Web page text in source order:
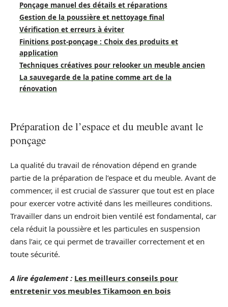
Ponçage manuel des détails et réparations
Gestion de la poussière et nettoyage final
Vérification et erreurs à éviter
Finitions post-ponçage : Choix des produits et
application
Techniques créatives pour relooker un meuble ancien
La sauvegarde de la patine comme art de la
rénovation
Préparation de l’espace et du meuble avant le
ponçage
La qualité du travail de rénovation dépend en grande
partie de la préparation de l’espace et du meuble. Avant de
commencer, il est crucial de s’assurer que tout est en place
pour exercer votre activité dans les meilleures conditions.
Travailler dans un endroit bien ventilé est fondamental, car
cela réduit la poussière et les particules en suspension
dans l’air, ce qui permet de travailler correctement et en
toute sécurité.
A lire également : Les meilleurs conseils pour
entretenir vos meubles Tikamoon en bois